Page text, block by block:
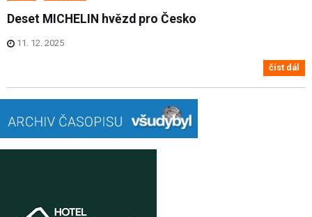
Deset MICHELIN hvězd pro Česko
11. 12. 2025
číst dál